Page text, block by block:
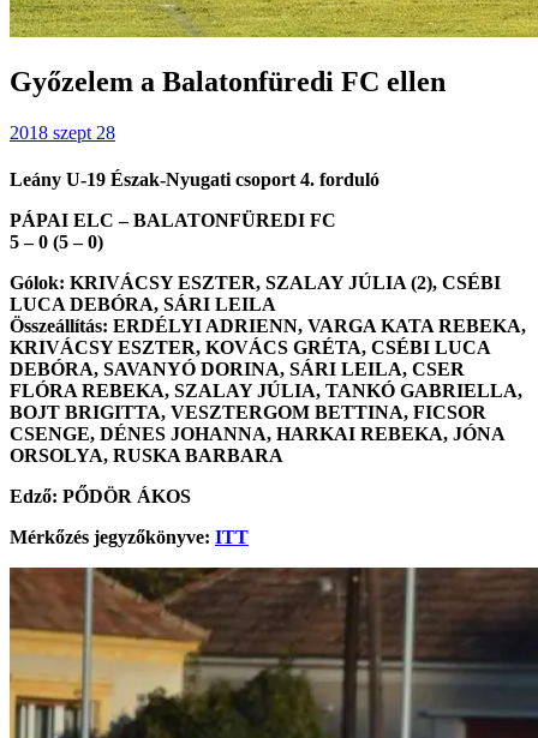
Győzelem a Balatonfüredi FC ellen
2018 szept 28
Leány U-19 Észak-Nyugati csoport 4. forduló
PÁPAI ELC – BALATONFÜREDI FC
5 – 0 (5 – 0)
Gólok: KRIVÁCSY ESZTER, SZALAY JÚLIA (2), CSÉBI
LUCA DEBÓRA, SÁRI LEILA
Összeállítás: ERDÉLYI ADRIENN, VARGA KATA REBEKA,
KRIVÁCSY ESZTER, KOVÁCS GRÉTA, CSÉBI LUCA
DEBÓRA, SAVANYÓ DORINA, SÁRI LEILA, CSER
FLÓRA REBEKA, SZALAY JÚLIA, TANKÓ GABRIELLA,
BOJT BRIGITTA, VESZTERGOM BETTINA, FICSOR
CSENGE, DÉNES JOHANNA, HARKAI REBEKA, JÓNA
ORSOLYA, RUSKA BARBARA
Edző: PŐDÖR ÁKOS
Mérkőzés jegyzőkönyve: ITT